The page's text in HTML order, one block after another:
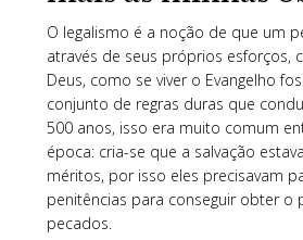
O legalismo é a noção de que um
através de seus próprios esforços,
Deus, como se viver o Evangelho
conjunto de regras duras que
500 anos, isso era muito comum
época: cria-se que a salvação
méritos, por isso eles precisavam
penitências para conseguir obter o
pecados.